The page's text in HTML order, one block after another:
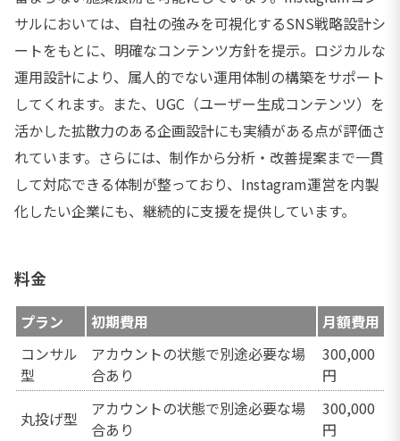
サルにおいては、自社の強みを可視化するSNS戦略設計シ
ートをもとに、明確なコンテンツ方針を提示。ロジカルな
運用設計により、属人的でない運用体制の構築をサポート
してくれます。また、UGC（ユーザー生成コンテンツ）を
活かした拡散力のある企画設計にも実績がある点が評価さ
れています。さらには、制作から分析・改善提案まで一貫
して対応できる体制が整っており、Instagram運営を内製
化したい企業にも、継続的に支援を提供しています。
料金
プラン 初期費用
月額費用
コンサル
型
アカウントの状態で別途必要な場
合あり
300,000
円
丸投げ型
アカウントの状態で別途必要な場
合あり
300,000
円